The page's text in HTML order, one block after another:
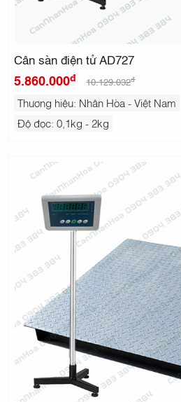
Cân sàn điện tử AD727
5.860.000đ 10.129.032đ
Thương hiệu: Nhân Hòa - Việt Nam
Độ đọc: 0,1kg - 2kg